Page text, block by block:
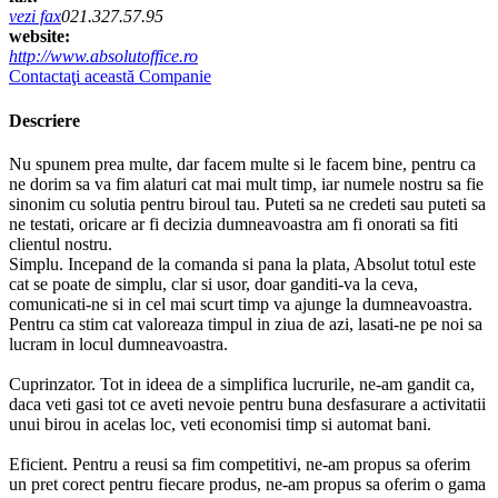
vezi fax021.327.57.95
website:
http://www.absolutoffice.ro
Contactaţi această Companie
Descriere
Nu spunem prea multe, dar facem multe si le facem bine, pentru ca
ne dorim sa va fim alaturi cat mai mult timp, iar numele nostru sa fie
sinonim cu solutia pentru biroul tau. Puteti sa ne credeti sau puteti sa
ne testati, oricare ar fi decizia dumneavoastra am fi onorati sa fiti
clientul nostru.
Simplu. Incepand de la comanda si pana la plata, Absolut totul este
cat se poate de simplu, clar si usor, doar ganditi-va la ceva,
comunicati-ne si in cel mai scurt timp va ajunge la dumneavoastra.
Pentru ca stim cat valoreaza timpul in ziua de azi, lasati-ne pe noi sa
lucram in locul dumneavoastra.
Cuprinzator. Tot in ideea de a simplifica lucrurile, ne-am gandit ca,
daca veti gasi tot ce aveti nevoie pentru buna desfasurare a activitatii
unui birou in acelas loc, veti economisi timp si automat bani.
Eficient. Pentru a reusi sa fim competitivi, ne-am propus sa oferim
un pret corect pentru fiecare produs, ne-am propus sa oferim o gama